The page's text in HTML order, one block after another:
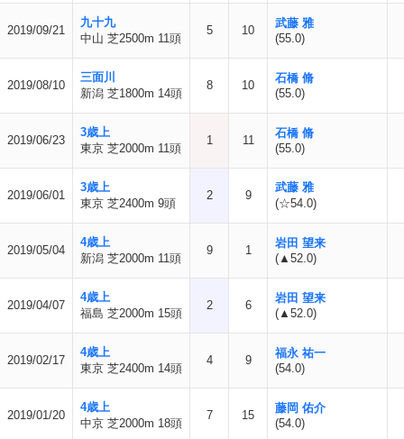
2019/09/21
九十九
中山 芝2500m 11頭
5 10
武藤 雅
(55.0)
2019/08/10
三面川
新潟 芝1800m 14頭
8 10
石橋 脩
(55.0)
2019/06/23
3歳上
東京 芝2000m 11頭
1 11
石橋 脩
(55.0)
2019/06/01
3歳上
東京 芝2400m 9頭
2 9
武藤 雅
(☆54.0)
2019/05/04
4歳上
新潟 芝2000m 11頭
9 1
岩田 望来
(▲52.0)
2019/04/07
4歳上
福島 芝2000m 15頭
2 6
岩田 望来
(▲52.0)
2019/02/17
4歳上
東京 芝2400m 14頭
4 9
福永 祐一
(54.0)
2019/01/20
4歳上
中京 芝2000m 18頭
7 15
藤岡 佑介
(54.0)